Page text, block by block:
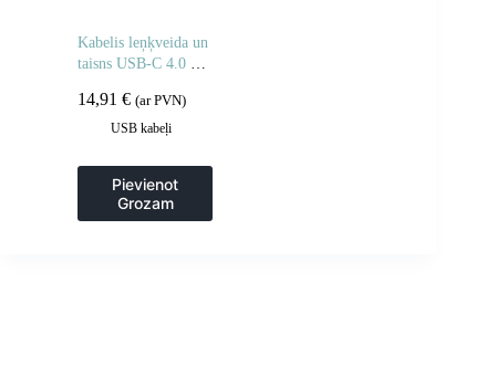
Kabelis leņķveida un
taisns USB-C 4.0 PD
1.5m – pelēks
14,91 € (ar PVN)
USB kabeļi
Pievienot
Grozam